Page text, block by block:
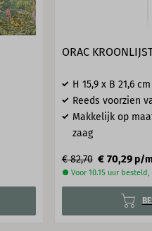
ORAC
H 15,9 x B 21,6 cm
Reeds voorzien
Makkelijk op
zaag
€ 82,70 € 70,29p/
● Voor 10.15 uur